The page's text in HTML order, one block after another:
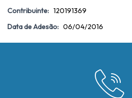
Contribuinte: 120191369
Data de Adesão: 06/04/2016